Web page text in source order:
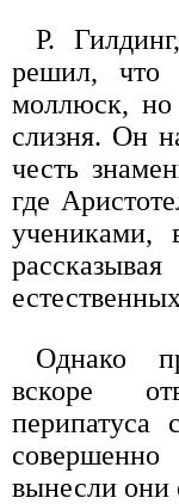
Р.
решил, что
моллюск, но
слизня. Он
честь
где
учениками,
Однако
вскоре
перипатуса
вынесли они